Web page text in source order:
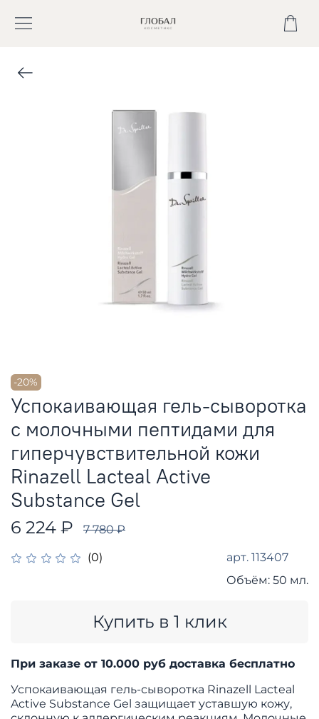
-20%
(0) арт. 113407
Объём: 50 мл.
Успокаивающая гель-сыворотка
с молочными пептидами для
гиперчувствительной кожи
Rinazell Lacteal Active
Substance Gel
6 224 ₽ 7 780 ₽
Купить в 1 клик
При заказе от 10.000 руб доставка бесплатно
Успокаивающая гель-сыворотка Rinazell Lacteal
Active Substance Gel защищает уставшую кожу,